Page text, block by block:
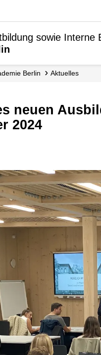
sowie Interne
Berlin Aktuelles
2024